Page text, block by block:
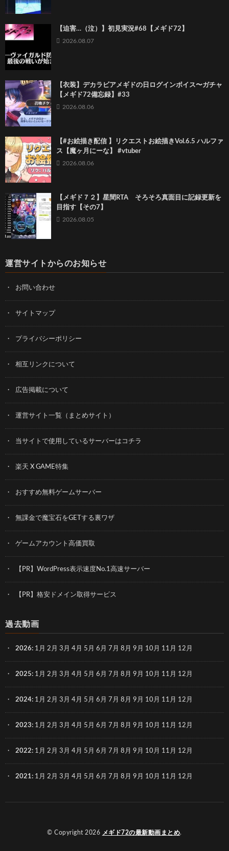
【迫害…（泣）】初見実況#68【メギド72】
2026.08.07
【衣装】デカラビアメギドの日ログインボイス〜ガチャ
【メギド72備忘録】#33
2026.08.06
【#お絵描き配信 】リクエストお絵描きVol.6.5 ハルファ
ス【魔ヶ月にーな】 #vtuber
2026.08.06
【メギド７２】星間RTA そろそろ真面目に記録更新を
目指す【その7】
2026.08.05
運営サイトからのお知らせ
お問い合わせ
サイトマップ
プライバシーポリシー
相互リンクについて
広告掲載について
運営サイト一覧（まとめサイト）
当サイトで使用しているサーバーはコチラ
楽天 X GAME特集
おすすめ無料ゲームサーバー
無課金で魔宝石をGETする裏ワザ
ゲームアカウント高価買取
【PR】WordPress表示速度No.1高速サーバー
【PR】格安ドメイン取得サービス
過去動画
2026: 1月 2月 3月 4月 5月 6月 7月 8月 9月 10月 11月 12月
2025: 1月 2月 3月 4月 5月 6月 7月 8月 9月 10月 11月 12月
2024: 1月 2月 3月 4月 5月 6月 7月 8月 9月 10月 11月 12月
2023: 1月 2月 3月 4月 5月 6月 7月 8月 9月 10月 11月 12月
2022: 1月 2月 3月 4月 5月 6月 7月 8月 9月 10月 11月 12月
2021: 1月 2月 3月 4月 5月 6月 7月 8月 9月 10月 11月 12月
© Copyright 2026 メギド72の最新動画まとめ.